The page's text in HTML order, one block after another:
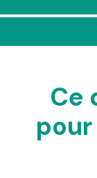
Ce